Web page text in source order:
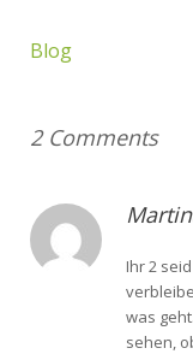
Blog
2 Comments
Ihr 2
was
sehen,